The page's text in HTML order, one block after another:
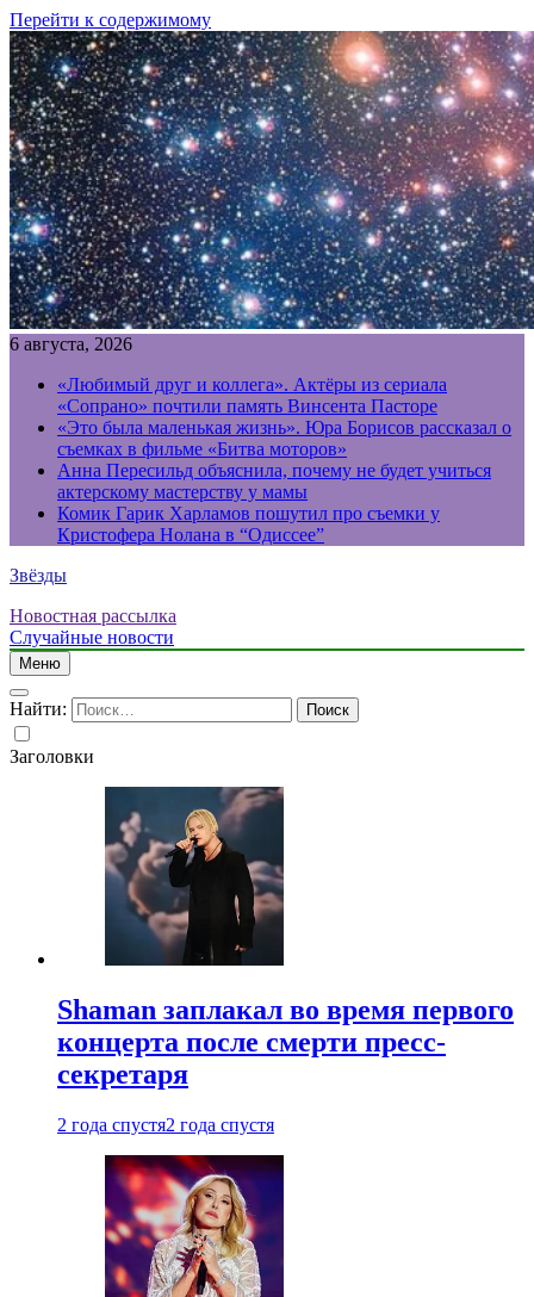
Перейти к содержимому
6 августа, 2026
«Любимый друг и коллега». Актёры из сериала
«Сопрано» почтили память Винсента Пасторе
«Это была маленькая жизнь». Юра Борисов рассказал о
съемках в фильме «Битва моторов»
Анна Пересильд объяснила, почему не будет учиться
актерскому мастерству у мамы
Комик Гарик Харламов пошутил про съемки у
Кристофера Нолана в “Одиссее”
Звёзды
Новостная рассылка
Случайные новости
Меню
Найти:
Заголовки
Shaman заплакал во время первого
концерта после смерти пресс-
секретаря
2 года спустя2 года спустя